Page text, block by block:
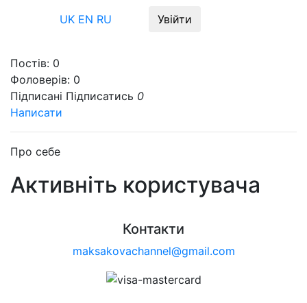
UK EN RU Увійти
Постів: 0
Фоловерів: 0
Підписані Підписатись 0
Написати
Про себе
Активніть користувача
Контакти
maksakovachannel@gmail.com